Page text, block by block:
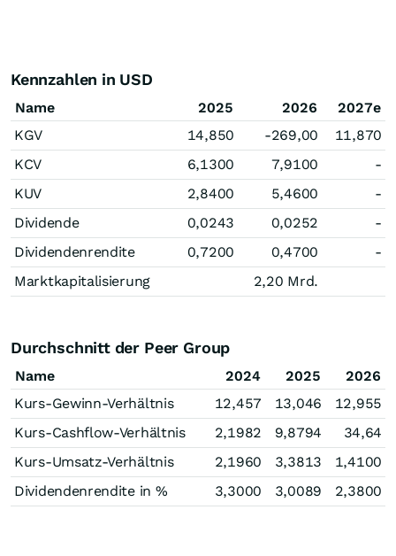
Kennzahlen in USD
Name 2025 2026
2027e
KGV
14,850 -269,00
11,870
KCV
6,1300 7,9100
-
KUV
2,8400 5,4600
-
Dividende
0,0243 0,0252
-
Dividendenrendite
0,7200 0,4700
-
Marktkapitalisierung
2,20 Mrd.
Durchschnitt der Peer Group
Name 2024 2025
2026
Kurs-Gewinn-Verhältnis
12,457 13,046
12,955
Kurs-Cashflow-Verhältnis
2,1982 9,8794
34,64
Kurs-Umsatz-Verhältnis
2,1960 3,3813
1,4100
Dividendenrendite in %
3,3000 3,0089 2,3800